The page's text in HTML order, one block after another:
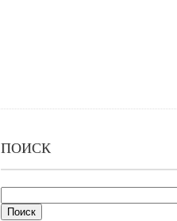
ПОИСК